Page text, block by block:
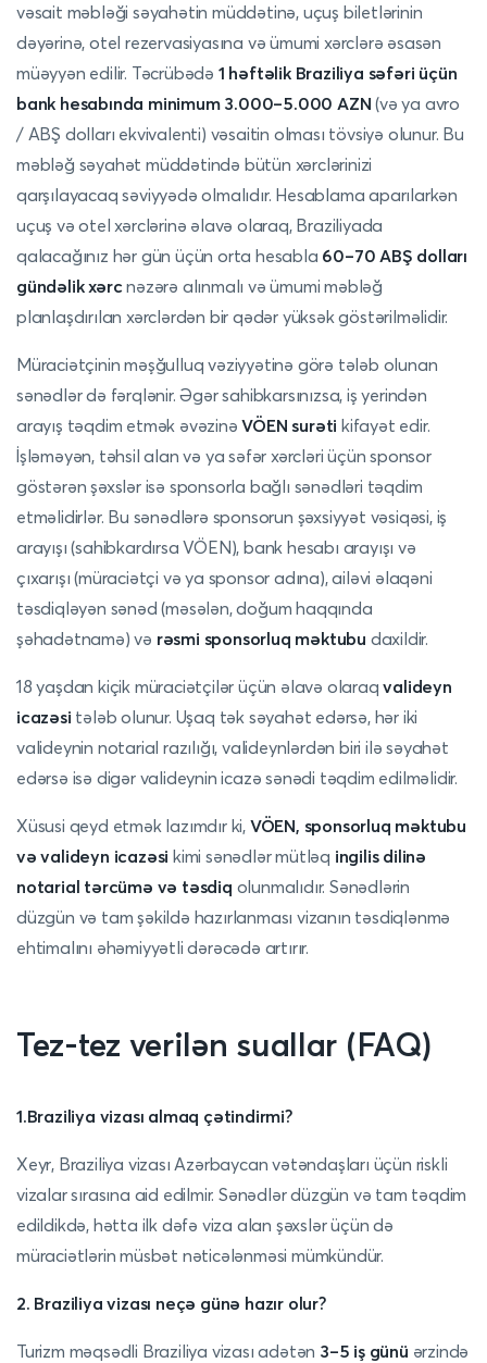
vəsait məbləği səyahətin müddətinə, uçuş biletlərinin
dəyərinə, otel rezervasiyasına və ümumi xərclərə əsasən
müəyyən edilir. Təcrübədə 1 həftəlik Braziliya səfəri üçün
bank hesabında minimum 3.000–5.000 AZN (və ya avro
/ ABŞ dolları ekvivalenti) vəsaitin olması tövsiyə olunur. Bu
məbləğ səyahət müddətində bütün xərclərinizi
qarşılayacaq səviyyədə olmalıdır. Hesablama aparılarkən
uçuş və otel xərclərinə əlavə olaraq, Braziliyada
qalacağınız hər gün üçün orta hesabla 60–70 ABŞ dolları
gündəlik xərcnəzərə alınmalı və ümumi məbləğ
planlaşdırılan xərclərdən bir qədər yüksək göstərilməlidir.
Müraciətçinin məşğulluq vəziyyətinə görə tələb olunan
sənədlər də fərqlənir. Əgər sahibkarsınızsa, iş yerindən
arayış təqdim etmək əvəzinəVÖEN surəti kifayət edir.
İşləməyən, təhsil alan və ya səfər xərcləri üçün sponsor
göstərən şəxslər isə sponsorla bağlı sənədləri təqdim
etməlidirlər. Bu sənədlərə sponsorun şəxsiyyət vəsiqəsi, iş
arayışı (sahibkardırsa VÖEN), bank hesabı arayışı və
çıxarışı (müraciətçi və ya sponsor adına), ailəvi əlaqəni
təsdiqləyən sənəd (məsələn, doğum haqqında
şəhadətnamə) və rəsmi sponsorluq məktubu daxildir.
18 yaşdan kiçik müraciətçilər üçün əlavə olaraqvalideyn
icazəsi tələb olunur. Uşaq tək səyahət edərsə, hər iki
valideynin notarial razılığı, valideynlərdən biri ilə səyahət
edərsə isə digər valideynin icazə sənədi təqdim edilməlidir.
Xüsusi qeyd etmək lazımdır ki, VÖEN, sponsorluq məktubu
və valideyn icazəsi kimi sənədlər mütləq ingilis dilinə
notarial tərcümə və təsdiq olunmalıdır. Sənədlərin
düzgün və tam şəkildə hazırlanması vizanın təsdiqlənmə
ehtimalını əhəmiyyətli dərəcədə artırır.
Tez-tez verilən suallar (FAQ)
1.Braziliya vizası almaq çətindirmi?
Xeyr, Braziliya vizası Azərbaycan vətəndaşları üçün riskli
vizalar sırasına aid edilmir. Sənədlər düzgün və tam təqdim
edildikdə, hətta ilk dəfə viza alan şəxslər üçün də
müraciətlərin müsbət nəticələnməsi mümkündür.
2. Braziliya vizası neçə günə hazır olur?
Turizm məqsədli Braziliya vizası adətən 3–5 iş günü ərzində